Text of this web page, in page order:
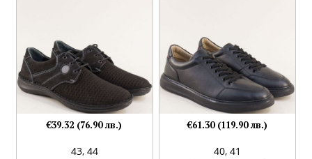
43, 44
€39.32 (76.90 лв.)
40, 41
€61.30 (119.90 лв.)